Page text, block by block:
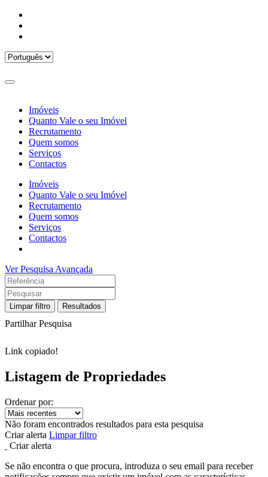
Imóveis
Quanto Vale o seu Imóvel
Recrutamento
Quem somos
Serviços
Contactos
Imóveis
Quanto Vale o seu Imóvel
Recrutamento
Quem somos
Serviços
Contactos
Ver Pesquisa Avançada
Limpar filtro Resultados
Partilhar Pesquisa
Link copiado!
Listagem de Propriedades
Ordenar por:
Não foram encontrados resultados para esta pesquisa
Criar alerta Limpar filtro
Criar alerta
Se não encontra o que procura, introduza o seu email para receber